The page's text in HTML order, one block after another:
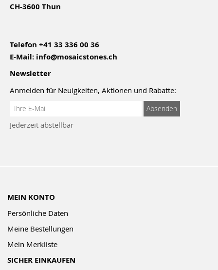
CH-3600 Thun
Telefon +41 33 336 00 36
E-Mail: info@mosaicstones.ch
Newsletter
Anmelden für Neuigkeiten, Aktionen und Rabatte:
Anmeldung
Newsletter:
Absenden
Jederzeit abstellbar
MEIN KONTO
Persönliche Daten
Meine Bestellungen
Mein Merkliste
SICHER EINKAUFEN